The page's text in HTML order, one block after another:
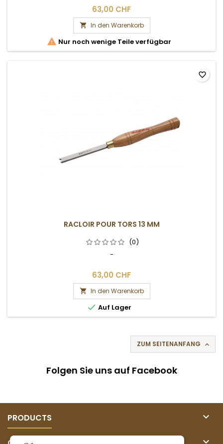
63,00 CHF
 In den Warenkorb
 Nur noch wenige Teile verfügbar
RACLOIR POUR TORS 13 MM
(0)
-
63,00 CHF
 In den Warenkorb
 Auf Lager
favorite_border
ZUM SEITENANFANG 
Folgen Sie uns auf Facebook
PRODUCTS 